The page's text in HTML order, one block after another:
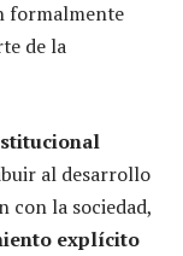
formalmente
de la
al desarrollo
con la sociedad,
explícito